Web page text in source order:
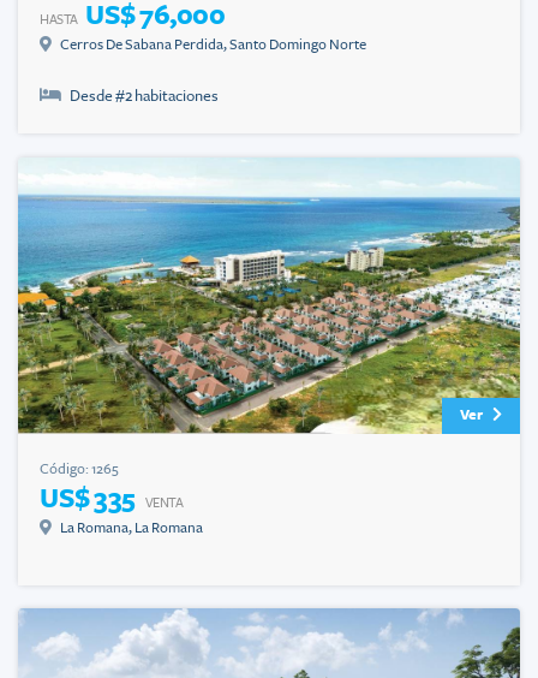
HASTA US$ 76,000
Cerros De Sabana Perdida,Santo Domingo Norte
Desde #2 habitaciones
Ver
Código: 1265
US$ 335 VENTA
La Romana, La Romana